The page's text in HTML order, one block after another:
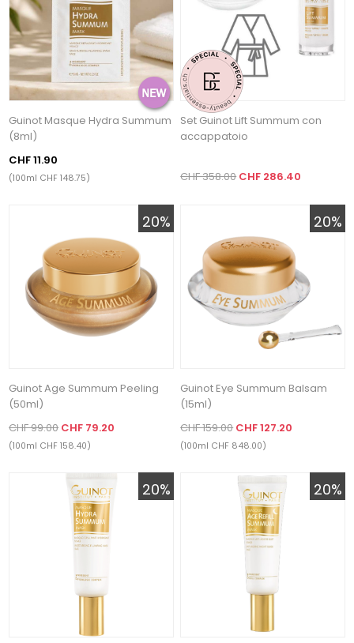
Guinot Masque Hydra Summum
(8ml)
CHF 11.90
(100ml CHF 148.75)
Set Guinot Lift Summum con
accappatoio
CHF 358.00CHF 286.40
20%
Guinot Age Summum Peeling
(50ml)
CHF 99.00 CHF 79.20
(100ml CHF 158.40)
20%
Guinot Eye Summum Balsam
(15ml)
CHF 159.00CHF 127.20
(100ml CHF 848.00)
20% 20%